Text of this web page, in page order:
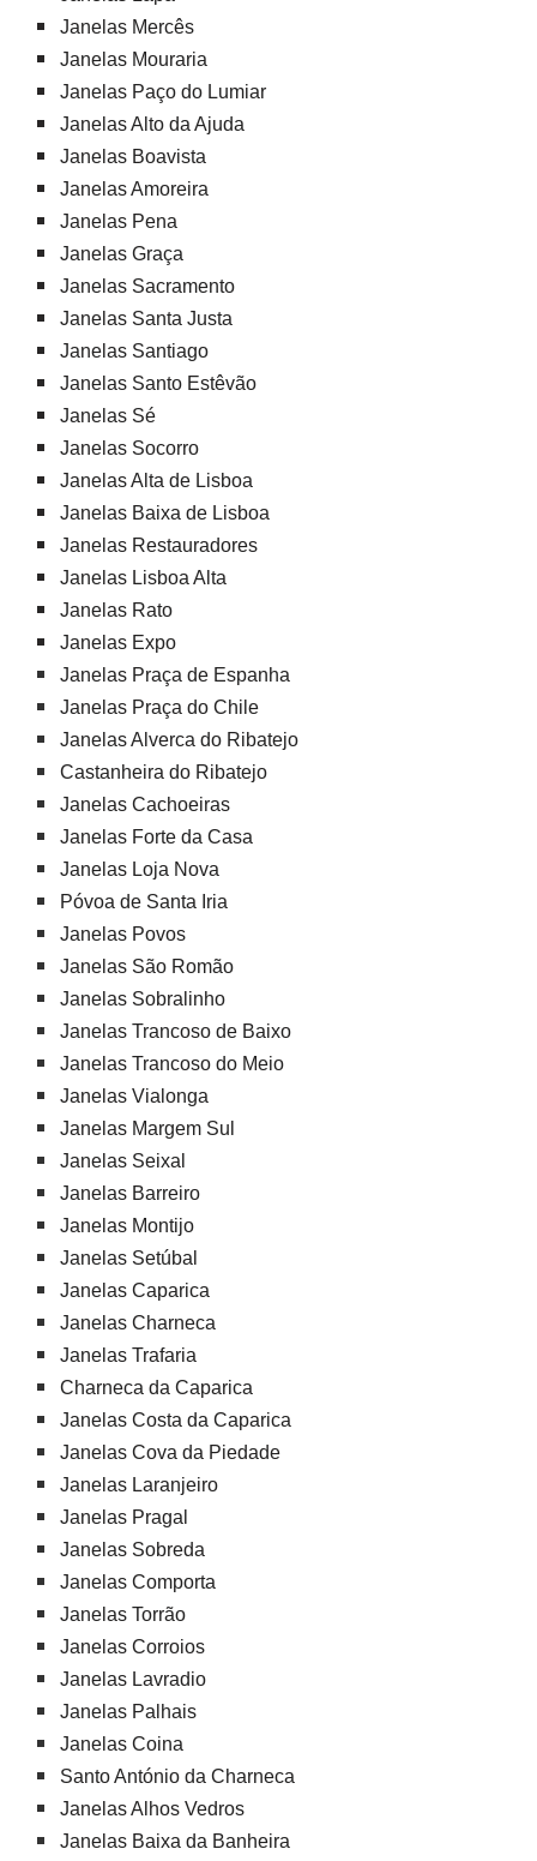
Janelas Mercês
Janelas Mouraria
Janelas Paço do Lumiar
Janelas Alto da Ajuda
Janelas Boavista
Janelas Amoreira
Janelas Pena
Janelas Graça
Janelas Sacramento
Janelas Santa Justa
Janelas Santiago
Janelas Santo Estêvão
Janelas Sé
Janelas Socorro
Janelas Alta de Lisboa
Janelas Baixa de Lisboa
Janelas Restauradores
Janelas Lisboa Alta
Janelas Rato
Janelas Expo
Janelas Praça de Espanha
Janelas Praça do Chile
Janelas Alverca do Ribatejo
Castanheira do Ribatejo
Janelas Cachoeiras
Janelas Forte da Casa
Janelas Loja Nova
Póvoa de Santa Iria
Janelas Povos
Janelas São Romão
Janelas Sobralinho
Janelas Trancoso de Baixo
Janelas Trancoso do Meio
Janelas Vialonga
Janelas Margem Sul
Janelas Seixal
Janelas Barreiro
Janelas Montijo
Janelas Setúbal
Janelas Caparica
Janelas Charneca
Janelas Trafaria
Charneca da Caparica
Janelas Costa da Caparica
Janelas Cova da Piedade
Janelas Laranjeiro
Janelas Pragal
Janelas Sobreda
Janelas Comporta
Janelas Torrão
Janelas Corroios
Janelas Lavradio
Janelas Palhais
Janelas Coina
Santo António da Charneca
Janelas Alhos Vedros
Janelas Baixa da Banheira